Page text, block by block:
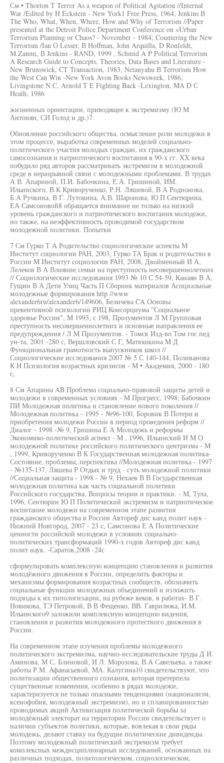
См • Thorton Т Terror As a weapon of Political Agitation //Internal
War /Edited by H Eckstein - New York1 Free Press, 1964, Jenkins В
The Who, What, When, Where, How and Why of Terrorism //Paper
presented at the Detroit Police Department Conference on «Urban
Terrorism Planning or Chaos? - November - 1984; Countering the New
Terrorism /Ian О Lesser, В Hoffman, John Arquilla, D Ronfeldt,
M.Zanmi, В Jenkins - RAND, 1999 , Schmid A P Political Terrorism
A Research Guide to Concepts, Theories, Data Bases and Literature -
New Brunswick, CT Transaction, 1983, Netanyahu В Terrorism How
the West Can Win -New York Avon Books Newsweek, 1986,
Livingstone N.C, Arnold T E Fighting Back -Lexington, MA D С
Heath, 1986
жизненных ориентации, приводящее к экстремизму (Ю М
Антонян, СИ Голод и др.)7
Обновление российского общества, осмысление роли молодежи в
этом процессе, выработка современных моделей социально-
политического участия молодых граждан, их гражданского
самосознания и патриотического воспитания в 90-х гг. XX века
побудило ряд авторов рассматривать экстремизм в молодежной
среде в неразрывной связи с молодежными проблемами. В трудах
А В. Апариной, П.И. Бабочкина, Е.А. Гришиной, ИМ.
Ильинского, В.К Криворученко, Р.Н. Ляшевой, В А Родионова,
Б.А Ручкина, В Г. Лутовина, А.В. Шаронова, Ю П Сентюрина,
ЕА Самсоновой8 обращается внимание не только на низкий
уровень гражданского и патриотического воспитания молодежи,
но также, на неэффективность проводимой государством
молодежной политики. Попытки
7 См Гурко Т А Родительство социологические аспекты M
Институт социологии РАН, 2003, Гурко ТА Брак и родительство в
России M Институт социологии РАН, 2008, Двойменный И А,
Лелеков В А Влияние семьи на преступность несовершеннолетних
// Социологические исследования 1993 № 10 С 54-59, Канаян В А,
Гущин В А Дети Улиц Часть П Сборник материалов Асоциальные
молодежные формирования http //www
alexander6ru/alexander6/149606, Беличева CA Основы
превентивной психологии РИЦ Консорциума "Социальное
здоровье России", M 1993, с 198, Прозументов Л M Групповая
преступность несовершеннолетних и основные направления ее
предупреждения / Л M Прозументов. - Томск Изд-во Том гос пед
ун-та, 2001 -280 с, Вершловский С Г, Матюшкина M Д
Функциональная грамотность выпускников школ //
Социологические исследования 2007 № 5 С 140-144, Поливанова
К H Психология возрастных кризисов - M • Академия, 2000 - 180
с,
8 См Апарина AB Проблема социально-правовой защиты детей и
молодежи в современных условиях - M Прогресс, 1998; Бабочкин
ПИ Молодежная политика и становление нового поколения //
Молодежная политика - 1995 - №96-100, Боровик В Потери и
приобретения молодежи России в период проведения реформ //
Диалог - 1998 -№ 9, Гришина Е А Молодежь и реформы
Экономико-политический аспект - M , 1996, Ильинский И M О
молодежной политике российского политического центризма - M
, 1999, Криворученко В К Государственная молодежная политика-
Состояние, проблемы, перспектива //Молодежная политика - 1997
- №135-137, Ляшева Р Отдых и труд - суть молодежной политики
//Социальная защита - 1998 - № 9, Нехаев В В Государственная
молодежная политика как часть социальной политики
Российского государства, Вопросы теории и практики. - M, Тула,
1996, Сентюрин Ю П Политический экстремизм и патриотическое
воспитание молодежи на современном этапе развития
гражданского общества в России Автореф дис канд полит наук -
Нижний Новгород, 2007 - 23 с, Самсонова Е А Политические
ценности российской молодежи в условиях социально-
политических трансформаций 1990-х годов Автореф дис канд
полит наук. -Саратов,2008 -24с
сформулировать комплексную концепцию становления и развития
молодёжного движения в России, определить факторы и
механизмы формирования возрастных сообществ, обозначить
социальные функции молодежных объединений и изложить
подходы к их типологизации, на рубеже веков, в работах- В Г.
Новикова, ТЭ Петровой, В В Фещенко, ВВ. Гаврилюка, И.М.
Ильинского9 заложили комплексную концепцию видения,
становления и развития молодежного протестного движения в
России.
На современном этапе изучения проблемы молодежного
политического экстремизма, научно-исследовательские труды Д И.
Аминова, М С. Блиновой, И Л. Морозова, В.А Савельева, а также
работы Р.М. Афанасьевой, МА. Калугина10 свидетельствуют, что
политизации общественного сознания, которая претерпела
существенные изменения, особенно в рядах молодежи,
характеризуется не только опасными тенденциями (национализм,
ксенофобия, молодежный экстремизм), но и спланированностью
проводимых акций Активизация политической борьбы за
молодёжный электорат на территории России свидетельствует о
наличии субъектов политики, которые, вовлекая в свои ряды
молодежь, делают ставку на будущие политические дивиденды.
Поэтому молодежный политический экстремизм требует
комплексных междисциплинарных исследований, основанных на
различных подходах, политологическом, социологическом,